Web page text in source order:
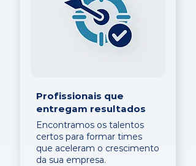
Profissionais que
entregam resultados
Encontramos os talentos
certos para formar times
que aceleram o crescimento
da sua empresa.